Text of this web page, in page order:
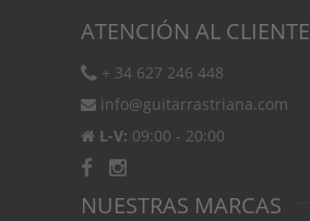
ATENCIÓN AL CLIENTE
+ 34 627 246 448
info@guitarrastriana.com
L-V: 09:00 - 20:00
NUESTRAS MARCAS